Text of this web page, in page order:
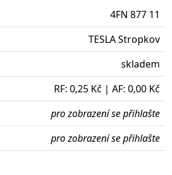
4FN 877 11
TESLA Stropkov
skladem
RF: 0,25 Kč | AF: 0,00 Kč
pro zobrazení se přihlašte
pro zobrazení se přihlašte